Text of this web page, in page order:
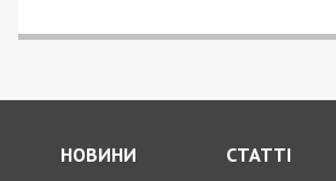
НОВИНИ СТАТТІ